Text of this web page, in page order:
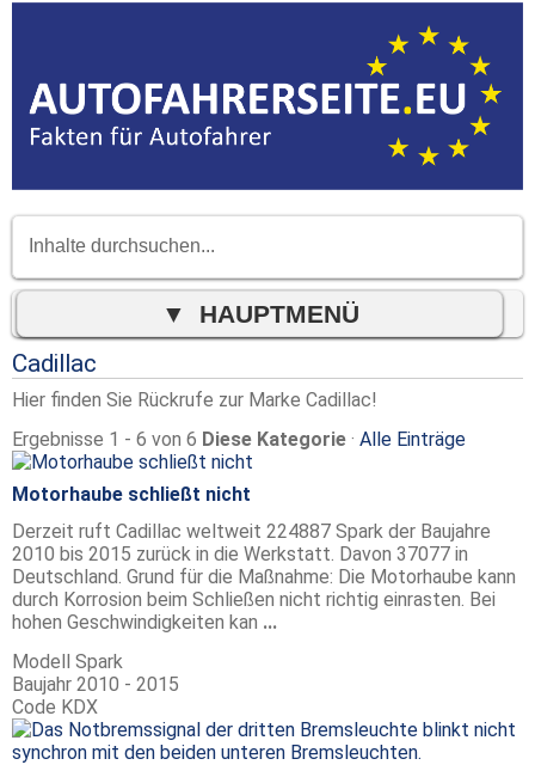
Cadillac
Hier finden Sie Rückrufe zur Marke Cadillac!
Ergebnisse 1 - 6 von 6 Diese Kategorie · Alle Einträge
Motorhaube schließt nicht
Derzeit ruft Cadillac weltweit 224887 Spark der Baujahre
2010 bis 2015 zurück in die Werkstatt. Davon 37077 in
Deutschland. Grund für die Maßnahme: Die Motorhaube kann
durch Korrosion beim Schließen nicht richtig einrasten. Bei
hohen Geschwindigkeiten kan ...
Modell Spark
Baujahr 2010 - 2015
Code KDX